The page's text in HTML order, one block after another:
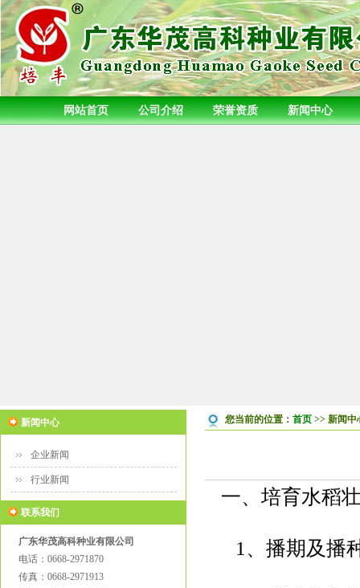
网站首页 公司介绍 荣誉资质 新闻中心
新闻中心
企业新闻
行业新闻
联系我们
广东华茂高科种业有限公司
电话：0668-2971870
传真：0668-2971913
您当前的位置： 首页>> 新闻中
一、培育水稻
1、播期及播